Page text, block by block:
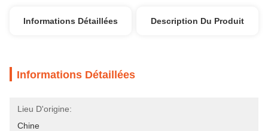
Informations Détaillées Description Du Produit
Informations Détaillées
Lieu D'origine:
Chine